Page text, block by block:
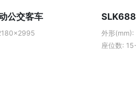
公交客车
外形
座位数: